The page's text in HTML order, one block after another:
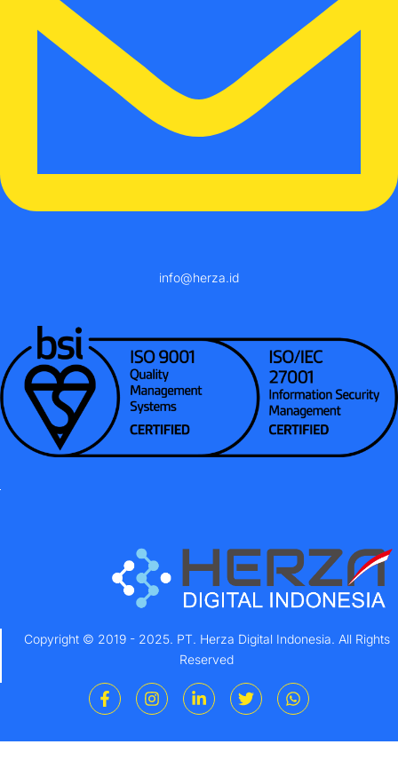
info@herza.id
Copyright © 2019 - 2025. PT. Herza Digital Indonesia. All Rights
Reserved